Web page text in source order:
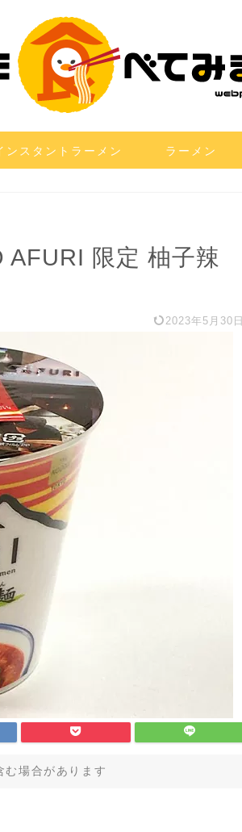
ンスタントラーメン ラーメン
AFURI 限定 柚子辣
2023年5月30日
む場合があります